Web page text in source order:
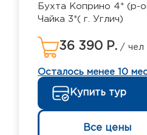
Бухта Коприно 4* (р-
Чайка 3*( г. Углич)
36 390 Р. / чел
Осталось менее 10
Купить тур
Все цены